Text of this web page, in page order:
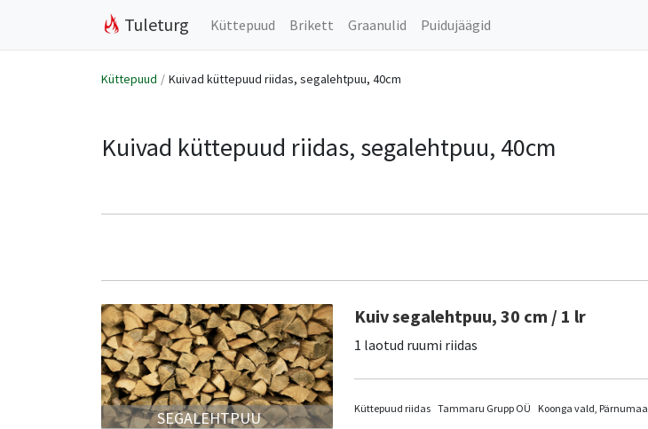
Tuleturg Küttepuud Brikett Graanulid Puidujäägid
Küttepuud Kuivad küttepuud riidas, segalehtpuu, 40cm
Kuivad küttepuud riidas, segalehtpuu, 40cm
SEGALEHTPUU
Kuiv segalehtpuu, 30 cm / 1 lr
1 laotud ruumi riidas
Küttepuud riidas Tammaru Grupp OÜ Koonga vald, Pärnumaa